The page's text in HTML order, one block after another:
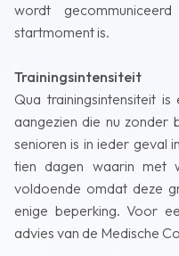
wordt
startmoment is.
Trainingsintensiteit
Qua trainingsintensiteit
aangezien die nu zonder
senioren is in ieder geval
tien dagen waarin met
voldoende omdat deze
enige beperking. Voor
advies van de Medische